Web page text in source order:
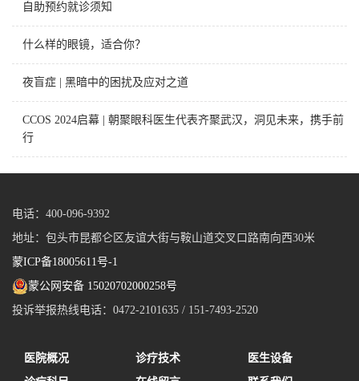
自助预约就诊须知
什么样的眼镜，适合你？
夜盲症 | 黑暗中的困扰及应对之道
CCOS 2024启幕 | 朝聚眼科医生代表齐聚武汉，洞见未来，携手前
行
电话：400-096-9392
地址：包头市昆都仑区友谊大街与鞍山道交叉口路南向西30米
蒙ICP备18005611号-1
蒙公网安备 15020702000258号
投诉举报热线电话：0472-2101635 / 151-7493-2520
医院概况 诊疗技术
医生设备